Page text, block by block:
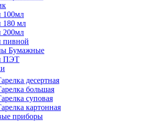
100мл
180 мл
200мл
пивной
Бумажные
ПЭТ
десертная
большая
суповая
картонная
приборы